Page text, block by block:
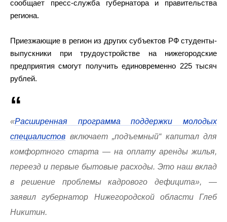
сообщает пресс-служба губернатора и правительства
региона.
Приезжающие в регион из других субъектов РФ студенты-
выпускники при трудоустройстве на нижегородские
предприятия смогут получить единовременно 225 тысяч
рублей.
«Расширенная программа поддержки молодых
специалистов включает „подъемный“ капитал для
комфортного старта — на оплату аренды жилья,
переезд и первые бытовые расходы. Это наш вклад
в решение проблемы кадрового дефицита», —
заявил губернатор Нижегородской области Глеб
Никитин.